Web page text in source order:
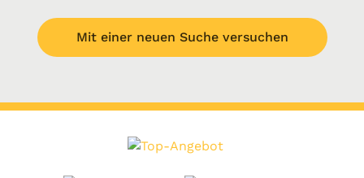
Mit einer neuen Suche versuchen